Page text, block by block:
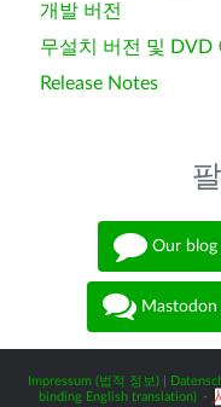
개발 버전
무설치 버전 및 DVD
Release Notes
Our blog
Mastodon
Impressum (법적 정보)
binding English translation) -